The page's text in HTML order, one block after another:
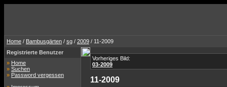
Home / Bambusgärten / sg / 2009 / 11-2009
Registrierte Benutzer
» Home
» Suchen
» Password vergessen
Vorheriges Bild:
03-2009
11-2009